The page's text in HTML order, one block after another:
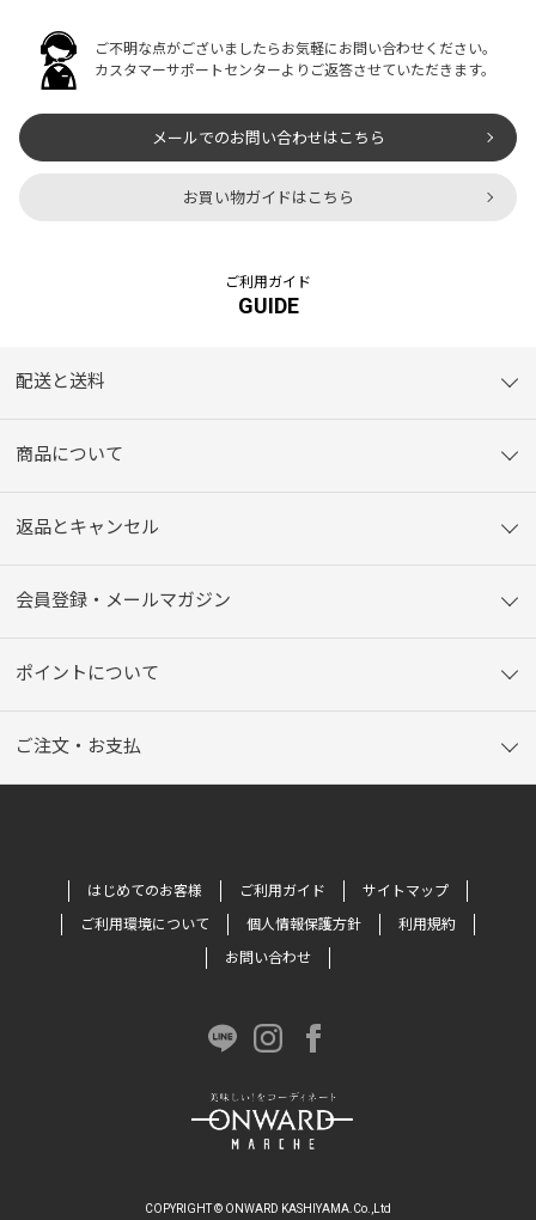
ご不明な点がございましたらお気軽にお問い合わせください。
カスタマーサポートセンターよりご返答させていただきます。
メールでのお問い合わせはこちら
お買い物ガイドはこちら
ご利用ガイド
GUIDE
配送と送料
商品について
返品とキャンセル
会員登録・メールマガジン
ポイントについて
ご注文・お支払
はじめてのお客様 ご利用ガイド
サイトマップ
ご利用環境について
個人情報保護方針
利用規約
お問い合わせ
COPYRIGHT © ONWARD KASHIYAMA.Co.,Ltd